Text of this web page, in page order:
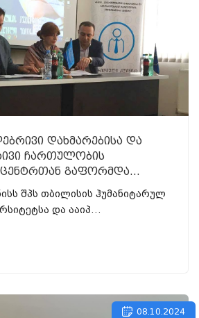
დახმარებისა და
ჩართულობის
გაფორმდა
შპს თბილისის ჰუმანიტარულ
და ააიპ
დახმარები...
08.10.2024